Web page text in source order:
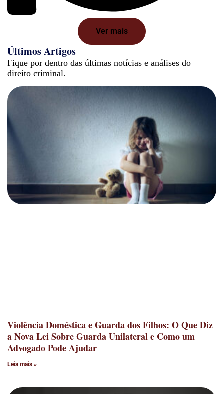
Ver mais
Últimos Artigos
Fique por dentro das últimas notícias e análises do
direito criminal.
Violência Doméstica e Guarda dos Filhos: O Que Diz
a Nova Lei Sobre Guarda Unilateral e Como um
Advogado Pode Ajudar
Leia mais »